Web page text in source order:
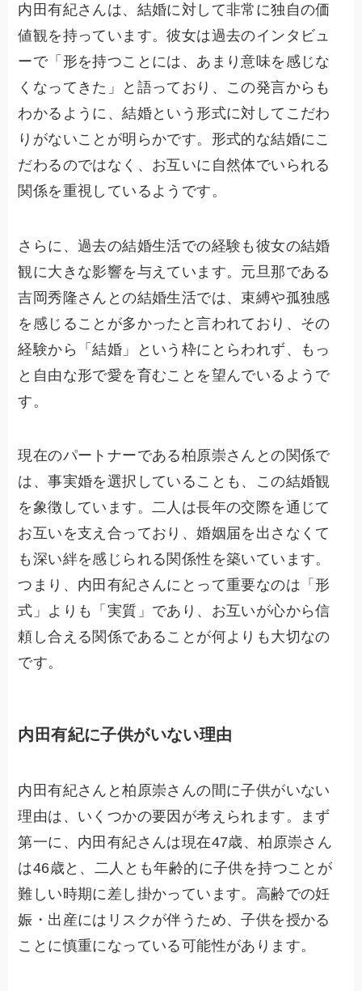
内田有紀さんは、結婚に対して非常に独自の価
値観を持っています。彼女は過去のインタビュ
ーで「形を持つことには、あまり意味を感じな
くなってきた」と語っており、この発言からも
わかるように、結婚という形式に対してこだわ
りがないことが明らかです。形式的な結婚にこ
だわるのではなく、お互いに自然体でいられる
関係を重視しているようです。
さらに、過去の結婚生活での経験も彼女の結婚
観に大きな影響を与えています。元旦那である
吉岡秀隆さんとの結婚生活では、束縛や孤独感
を感じることが多かったと言われており、その
経験から「結婚」という枠にとらわれず、もっ
と自由な形で愛を育むことを望んでいるようで
す。
現在のパートナーである柏原崇さんとの関係で
は、事実婚を選択していることも、この結婚観
を象徴しています。二人は長年の交際を通じて
お互いを支え合っており、婚姻届を出さなくて
も深い絆を感じられる関係性を築いています。
つまり、内田有紀さんにとって重要なのは「形
式」よりも「実質」であり、お互いが心から信
頼し合える関係であることが何よりも大切なの
です。
内田有紀に子供がいない理由
内田有紀さんと柏原崇さんの間に子供がいない
理由は、いくつかの要因が考えられます。まず
第一に、内田有紀さんは現在47歳、柏原崇さん
は46歳と、二人とも年齢的に子供を持つことが
難しい時期に差し掛かっています。高齢での妊
娠・出産にはリスクが伴うため、子供を授かる
ことに慎重になっている可能性があります。